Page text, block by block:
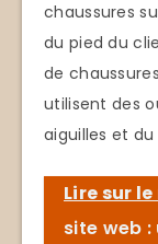
chaussures
du pied du
de
utilisent des
aiguilles et
Lire sur
site web :